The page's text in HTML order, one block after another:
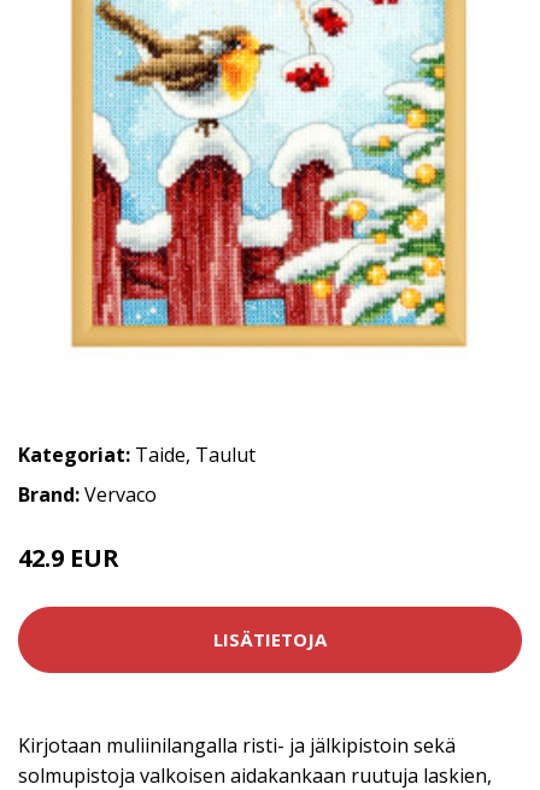
Kategoriat: Taide, Taulut
Brand:Vervaco
42.9 EUR
LISÄTIETOJA
Kirjotaan muliinilangalla risti- ja jälkipistoin sekä
solmupistoja valkoisen aidakankaan ruutuja laskien,